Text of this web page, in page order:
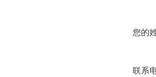
您的
联系